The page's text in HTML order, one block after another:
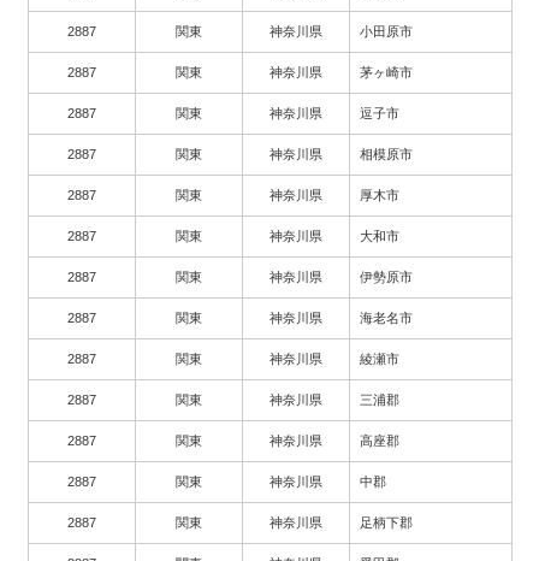
2887 関東 神奈川県 小田原市
2887 関東 神奈川県 茅ヶ崎市
2887 関東 神奈川県 逗子市
2887 関東 神奈川県 相模原市
2887 関東 神奈川県 厚木市
2887 関東 神奈川県 大和市
2887 関東 神奈川県 伊勢原市
2887 関東 神奈川県 海老名市
2887 関東 神奈川県 綾瀬市
2887 関東 神奈川県 三浦郡
2887 関東 神奈川県 高座郡
2887 関東 神奈川県 中郡
2887 関東 神奈川県 足柄下郡